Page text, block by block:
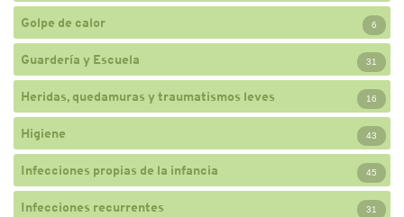
Golpe de calor 6
Guardería y Escuela 31
Heridas, quedamuras y traumatismos leves 16
Higiene 43
Infecciones propias de la infancia 45
Infecciones recurrentes 31